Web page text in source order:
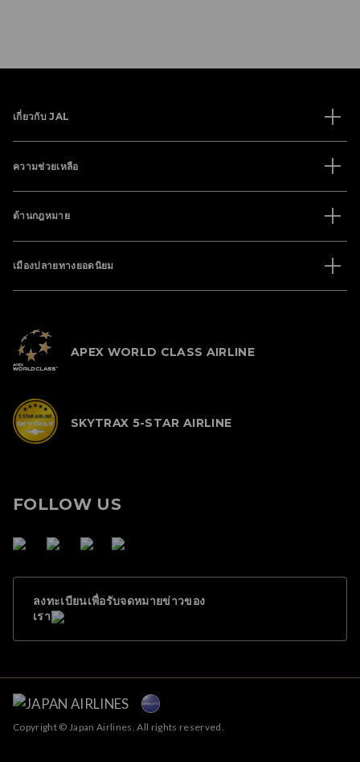
เกี่ยวกับ JAL
ความช่วยเหลือ
ด้านกฎหมาย
เมืองปลายทางยอดนิยม
APEX WORLD CLASS AIRLINE
SKYTRAX 5-STAR AIRLINE
FOLLOW US
ลงทะเบียนเพื่อรับจดหมายข่าวของ
เรา
Copyright © Japan Airlines. All rights reserved.